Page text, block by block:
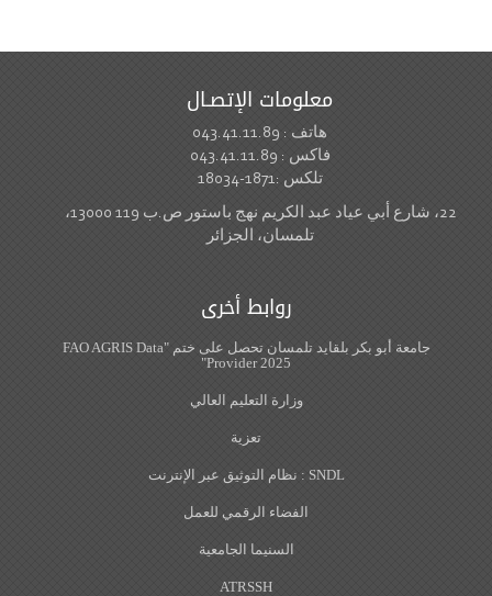
معلومات الإتصـال
هاتف : 043.41.11.89
فاكس : 043.41.11.89
تلكس :1871-18034
22، شارع أبي عياد عبد الكريم نهج باستور ص.ب 119 13000،
تلمسان، الجزائر
روابط أخرى
جامعة أبو بكر بلقايد تلمسان تحصل على ختم "FAO AGRIS Data
Provider 2025"
وزارة التعليم العالي
تعزية
SNDL : نظام التوثيق عبر الإنترنت
الفضاء الرقمي للعمل
السنيما الجامعية
ATRSSH